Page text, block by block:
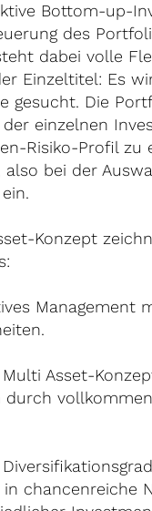
Bottom-up-
des
dabei volle
Einzeltitel: Es
gesucht. Die
einzelnen
Risiko-Profil zu
also bei der
Konzept
Management
Asset-
chancenreiche